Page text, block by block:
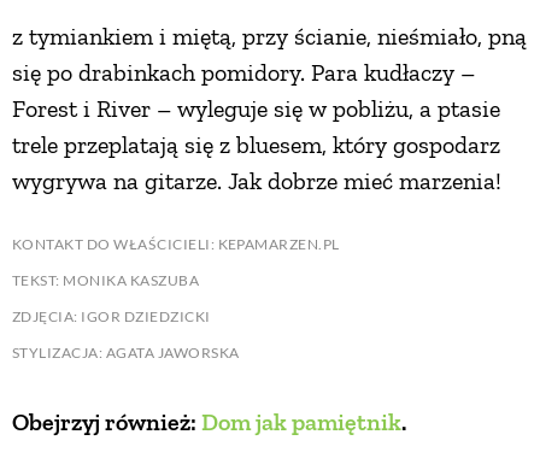
z tymiankiem i miętą, przy ścianie, nieśmiało, pną
się po drabinkach pomidory. Para kudłaczy –
Forest i River – wyleguje się w pobliżu, a ptasie
trele przeplatają się z bluesem, który gospodarz
wygrywa na gitarze. Jak dobrze mieć marzenia!
KONTAKT DO WŁAŚCICIELI: KEPAMARZEN.PL
TEKST: MONIKA KASZUBA
ZDJĘCIA: IGOR DZIEDZICKI
STYLIZACJA: AGATA JAWORSKA
Obejrzyj również: Dom jak pamiętnik.